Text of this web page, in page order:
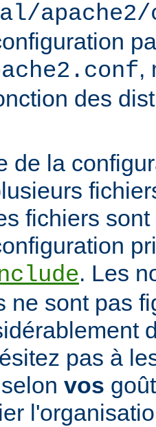
apache2/
,
des
de la
fichiers
. Les
ne sont pas
pas à
vos